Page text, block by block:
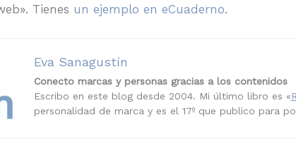
Tienes un ejemplo en eCuaderno.
Eva Sanagustín
Conecto marcas y personas gracias a los contenidos
Escribo en este blog desde 2004. Mi último libro es «
personalidad de marca y es el 17º que publico para